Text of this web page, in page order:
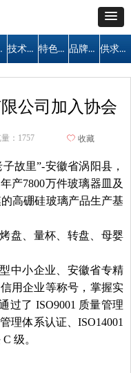
技术交流 特色区域 品牌建设 供求信息
公司加入协会
故里”-安徽省涡阳县，
产7800万件玻璃器皿及
高硼硅玻璃产品生产基
盘、量杯、转盘、母婴
中小企业、安徽省专精
用企业等称号，掌握实
过了 ISO9001 质量管理
理体系认证、ISO14001
级。
： 1757 ꄀ 收藏